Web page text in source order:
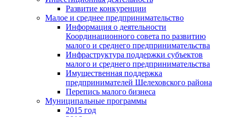
Развитие конкуренции
Малое и среднее предпринимательство
Информация о деятельности
Координационного совета по развитию
малого и среднего предпринимательства
Инфраструктура поддержки субъектов
малого и среднего предпринимательства
Имущественная поддержка
предпринимателей Шелеховского района
Перепись малого бизнеса
Муниципальные программы
2015 год